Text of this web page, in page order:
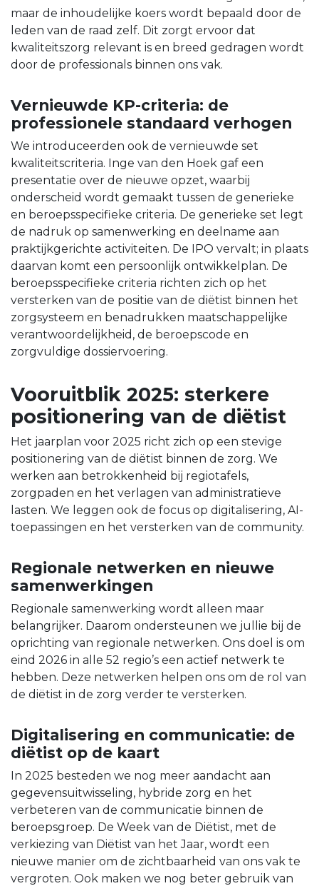
maar de inhoudelijke koers wordt bepaald door de
leden van de raad zelf. Dit zorgt ervoor dat
kwaliteitszorg relevant is en breed gedragen wordt
door de professionals binnen ons vak.
Vernieuwde KP-criteria: de
professionele standaard verhogen
We introduceerden ook de vernieuwde set
kwaliteitscriteria. Inge van den Hoek gaf een
presentatie over de nieuwe opzet, waarbij
onderscheid wordt gemaakt tussen de generieke
en beroepsspecifieke criteria. De generieke set legt
de nadruk op samenwerking en deelname aan
praktijkgerichte activiteiten. De IPO vervalt; in plaats
daarvan komt een persoonlijk ontwikkelplan. De
beroepsspecifieke criteria richten zich op het
versterken van de positie van de diëtist binnen het
zorgsysteem en benadrukken maatschappelijke
verantwoordelijkheid, de beroepscode en
zorgvuldige dossiervoering.
Vooruitblik 2025: sterkere
positionering van de diëtist
Het jaarplan voor 2025 richt zich op een stevige
positionering van de diëtist binnen de zorg. We
werken aan betrokkenheid bij regiotafels,
zorgpaden en het verlagen van administratieve
lasten. We leggen ook de focus op digitalisering, AI-
toepassingen en het versterken van de community.
Regionale netwerken en nieuwe
samenwerkingen
Regionale samenwerking wordt alleen maar
belangrijker. Daarom ondersteunen we jullie bij de
oprichting van regionale netwerken. Ons doel is om
eind 2026 in alle 52 regio’s een actief netwerk te
hebben. Deze netwerken helpen ons om de rol van
de diëtist in de zorg verder te versterken.
Digitalisering en communicatie: de
diëtist op de kaart
In 2025 besteden we nog meer aandacht aan
gegevensuitwisseling, hybride zorg en het
verbeteren van de communicatie binnen de
beroepsgroep. De Week van de Diëtist, met de
verkiezing van Diëtist van het Jaar, wordt een
nieuwe manier om de zichtbaarheid van ons vak te
vergroten. Ook maken we nog beter gebruik van